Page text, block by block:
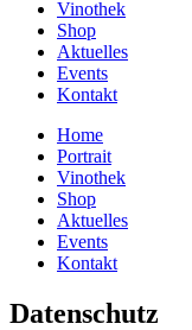
Vinothek
Shop
Aktuelles
Events
Kontakt
Home
Portrait
Vinothek
Shop
Aktuelles
Events
Kontakt
Datenschutz